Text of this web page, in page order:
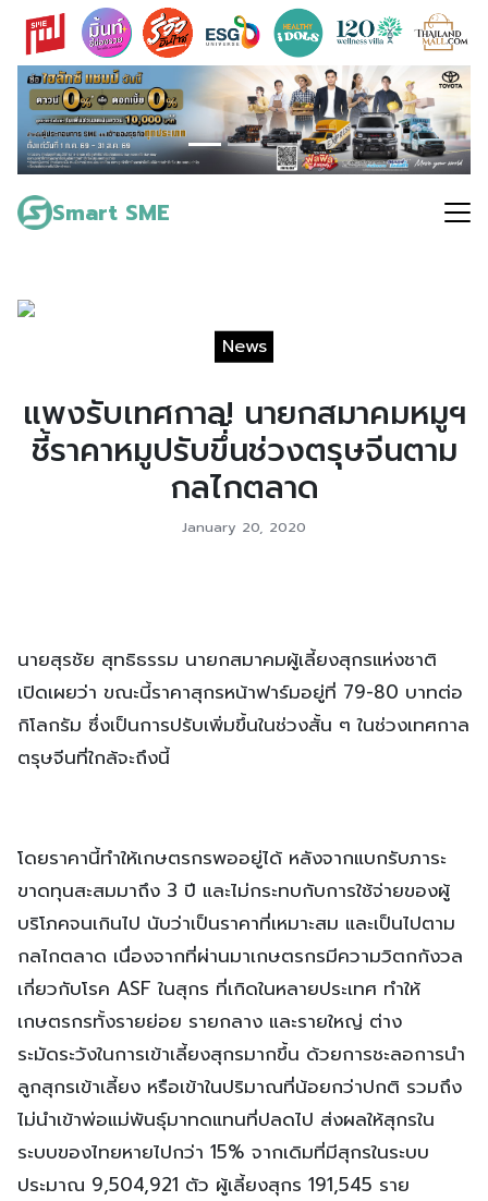
Skip
content
Smart SME
Search
for:
News
แพงรับเทศกาล! นายกสมาคมหมูฯ
ชี้ราคาหมูปรับขึ่้นช่วงตรุษจีนตาม
กลไกตลาด
January 20, 2020
นายสุรชัย สุทธิธรรม นายกสมาคมผู้เลี้ยงสุกรแห่งชาติ
เปิดเผยว่า ขณะนี้ราคาสุกรหน้าฟาร์มอยู่ที่ 79-80 บาทต่อ
กิโลกรัม ซึ่งเป็นการปรับเพิ่มขึ้นในช่วงสั้น ๆ ในช่วงเทศกาล
ตรุษจีนที่ใกล้จะถึงนี้
โดยราคานี้ทำให้เกษตรกรพออยู่ได้ หลังจากแบกรับภาระ
ขาดทุนสะสมมาถึง 3 ปี และไม่กระทบกับการใช้จ่ายของผู้
บริโภคจนเกินไป นับว่าเป็นราคาที่เหมาะสม และเป็นไปตาม
กลไกตลาด เนื่องจากที่ผ่านมาเกษตรกรมีความวิตกกังวล
เกี่ยวกับโรค ASF ในสุกร ที่เกิดในหลายประเทศ ทำให้
เกษตรกรทั้งรายย่อย รายกลาง และรายใหญ่ ต่าง
ระมัดระวังในการเข้าเลี้ยงสุกรมากขึ้น ด้วยการชะลอการนำ
ลูกสุกรเข้าเลี้ยง หรือเข้าในปริมาณที่น้อยกว่าปกติ รวมถึง
ไม่นำเข้าพ่อแม่พันธุ์มาทดแทนที่ปลดไป ส่งผลให้สุกรใน
ระบบของไทยหายไปกว่า 15% จากเดิมที่มีสุกรในระบบ
ประมาณ 9,504,921 ตัว ผู้เลี้ยงสุกร 191,545 ราย